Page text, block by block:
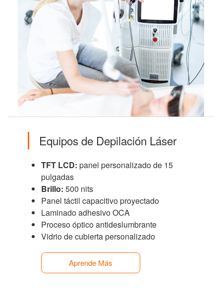
Equipos de Depilación Láser
TFT LCD: panel personalizado de 15
pulgadas
Brillo: 500 nits
Panel táctil capacitivo proyectado
Laminado adhesivo OCA
Proceso óptico antideslumbrante
Vidrio de cubierta personalizado
Aprende Más